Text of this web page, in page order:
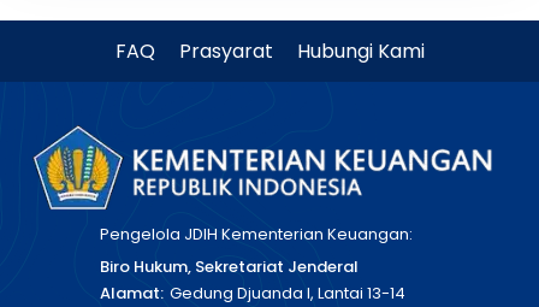
FAQ Prasyarat Hubungi Kami
Pengelola JDIH Kementerian Keuangan:
Biro Hukum, Sekretariat Jenderal
Alamat: Gedung Djuanda I, Lantai 13-14